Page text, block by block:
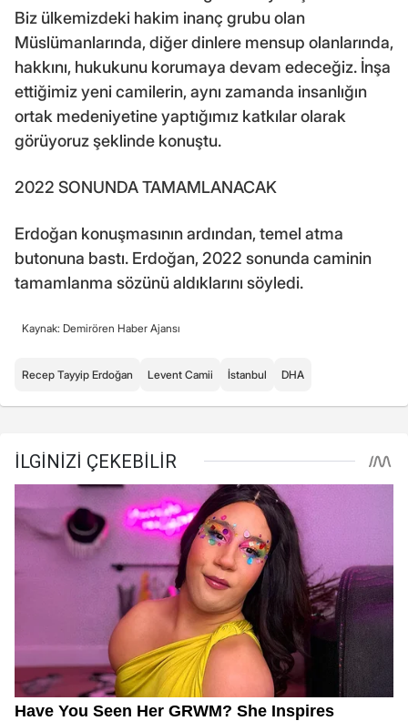
Biz ülkemizdeki hakim inanç grubu olan
Müslümanlarında, diğer dinlere mensup olanlarında,
hakkını, hukukunu korumaya devam edeceğiz. İnşa
ettiğimiz yeni camilerin, aynı zamanda insanlığın
ortak medeniyetine yaptığımız katkılar olarak
görüyoruz şeklinde konuştu.
2022 SONUNDA TAMAMLANACAK
Erdoğan konuşmasının ardından, temel atma
butonuna bastı. Erdoğan, 2022 sonunda caminin
tamamlanma sözünü aldıklarını söyledi.
Kaynak: Demirören Haber Ajansı
Recep Tayyip Erdoğan Levent Camii İstanbul DHA